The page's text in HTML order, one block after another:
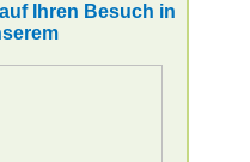
Ihren Besuch in